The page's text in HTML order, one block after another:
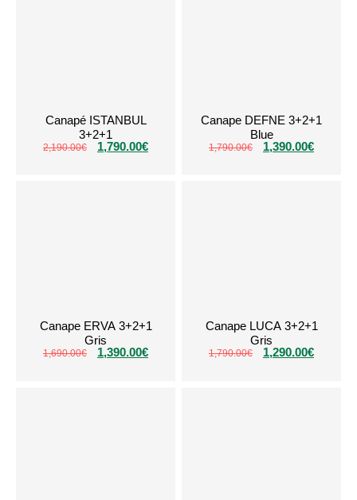
Canapé ISTANBUL
3+2+1
2,190.00€ 1,790.00€
Canape DEFNE 3+2+1
Blue
1,790.00€ 1,390.00€
Canape ERVA 3+2+1
Gris
1,690.00€ 1,390.00€
Canape LUCA 3+2+1
Gris
1,790.00€ 1,290.00€